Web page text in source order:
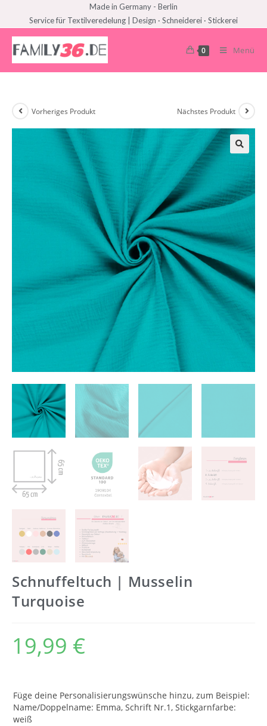
Made in Germany - Berlin
Service für Textilveredelung | Design · Schneiderei · Stickerei
0 Menü
Vorheriges Produkt Nächstes Produkt
Schnuffeltuch | Musselin
Turquoise
19,99 €
Füge deine Personalisierungswünsche hinzu, zum Beispiel:
Name/Doppelname: Emma, Schrift Nr.1, Stickgarnfarbe:
weiß